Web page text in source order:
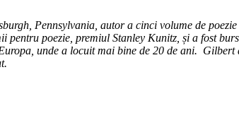
Pennsylvania, autor a cinci volume de
poezie, premiul Stanley Kunitz, și a fost
unde a locuit mai bine de 20 de ani.